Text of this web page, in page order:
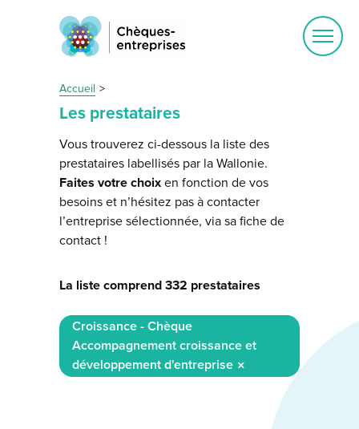
Accueil
Les prestataires
Vous trouverez ci-dessous la liste des
prestataires labellisés par la Wallonie.
Faites votre choix en fonction de vos
besoins et n’hésitez pas à contacter
l’entreprise sélectionnée, via sa fiche de
contact !
La liste comprend 332 prestataires
Croissance - Chèque
Accompagnement croissance et
développement d'entreprise
Ouvrir
le